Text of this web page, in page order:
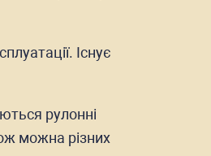
Існує
рулонні
можна різних